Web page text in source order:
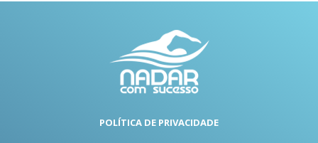
POLÍTICA DE PRIVACIDADE